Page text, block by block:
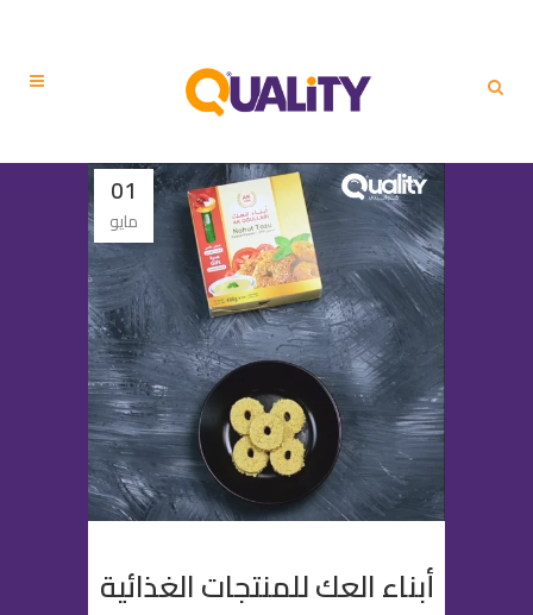
01
مايو
أبناء العك للمنتجات الغذائية